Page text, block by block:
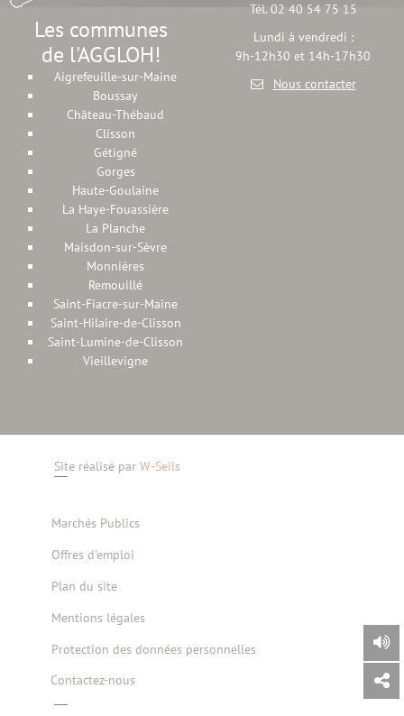
Les communes
de l'AGGLOH!
Aigrefeuille-sur-Maine
Boussay
Château-Thébaud
Clisson
Gétigné
Gorges
Haute-Goulaine
La Haye-Fouassière
La Planche
Maisdon-sur-Sèvre
Monnières
Remouillé
Saint-Fiacre-sur-Maine
Saint-Hilaire-de-Clisson
Saint-Lumine-de-Clisson
Vieillevigne
Tél. 02 40 54 75 15
Lundi à vendredi :
9h-12h30 et 14h-17h30
Nous contacter
Site réalisé par W-Seils
Marchés Publics
Offres d'emploi
Plan du site
Mentions légales
Protection des données personnelles
Contactez-nous